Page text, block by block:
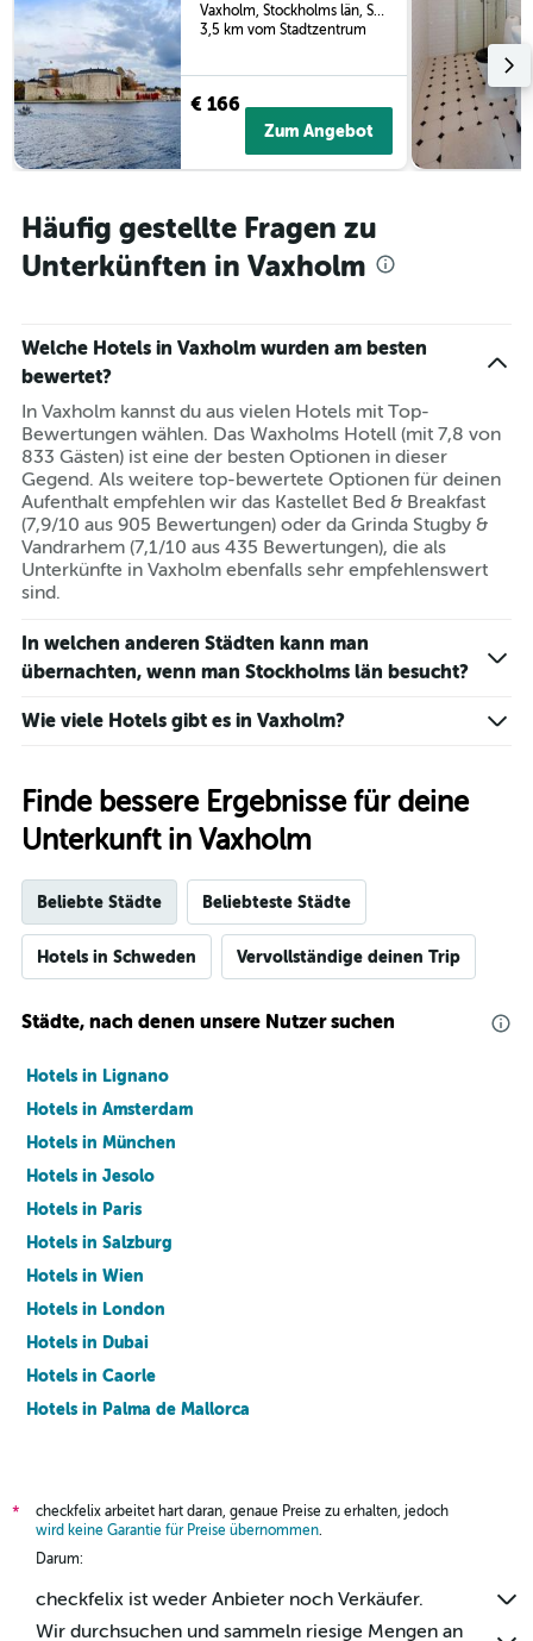
Vaxholm, Stockholms län, Schweden
3,5 km vom Stadtzentrum
€ 166
Zum Angebot
Häufig gestellte Fragen zu
Unterkünften in Vaxholm
Welche Hotels in Vaxholm wurden am besten
bewertet?
In Vaxholm kannst du aus vielen Hotels mit Top-
Bewertungen wählen. Das Waxholms Hotell (mit 7,8 von
833 Gästen) ist eine der besten Optionen in dieser
Gegend. Als weitere top-bewertete Optionen für deinen
Aufenthalt empfehlen wir das Kastellet Bed & Breakfast
(7,9/10 aus 905 Bewertungen) oder da Grinda Stugby &
Vandrarhem (7,1/10 aus 435 Bewertungen), die als
Unterkünfte in Vaxholm ebenfalls sehr empfehlenswert
sind.
In welchen anderen Städten kann man
übernachten, wenn man Stockholms län besucht?
Wie viele Hotels gibt es in Vaxholm?
Finde bessere Ergebnisse für deine
Unterkunft in Vaxholm
Beliebte Städte Beliebteste Städte
Hotels in Schweden Vervollständige deinen Trip
Städte, nach denen unsere Nutzer suchen
Hotels in Lignano
Hotels in Amsterdam
Hotels in München
Hotels in Jesolo
Hotels in Paris
Hotels in Salzburg
Hotels in Wien
Hotels in London
Hotels in Dubai
Hotels in Caorle
Hotels in Palma de Mallorca
*
checkfelix arbeitet hart daran, genaue Preise zu erhalten, jedoch
wird keine Garantie für Preise übernommen.
Darum:
checkfelix ist weder Anbieter noch Verkäufer.
Wir durchsuchen und sammeln riesige Mengen an